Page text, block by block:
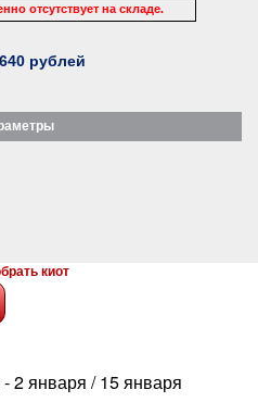
отсутствует на складе.
рублей
киот
января / 15 января